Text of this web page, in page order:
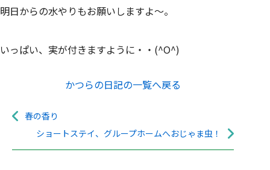
明日からの水やりもお願いしますよ～。
いっぱい、実が付きますように・・(^O^)
かつらの日記の一覧へ戻る
春の香り
ショートステイ、グループホームへおじゃま虫！